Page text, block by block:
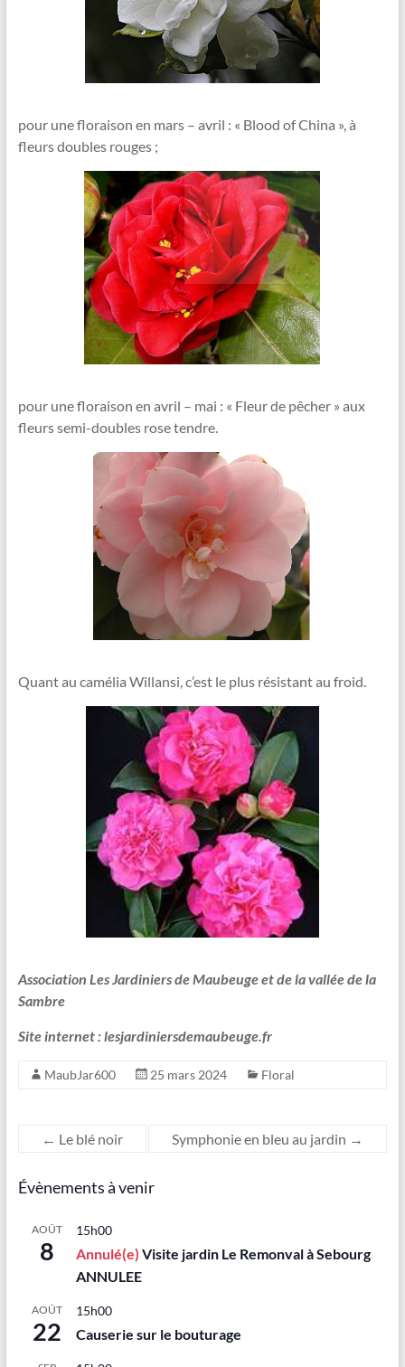
pour une floraison en mars – avril : « Blood of China », à
fleurs doubles rouges ;
pour une floraison en avril – mai : « Fleur de pêcher » aux
fleurs semi-doubles rose tendre.
Quant au camélia Willansi, c’est le plus résistant au froid.
Association Les Jardiniers de Maubeuge et de la vallée de la
Sambre
Site internet : lesjardiniersdemaubeuge.fr
MaubJar600 25 mars 2024 Floral
← Le blé noir Symphonie en bleu au jardin →
Évènements à venir
AOÛT
8
15h00
Annulé(e) Visite jardin Le Remonval à Sebourg
ANNULEE
AOÛT
22
15h00
Causerie sur le bouturage